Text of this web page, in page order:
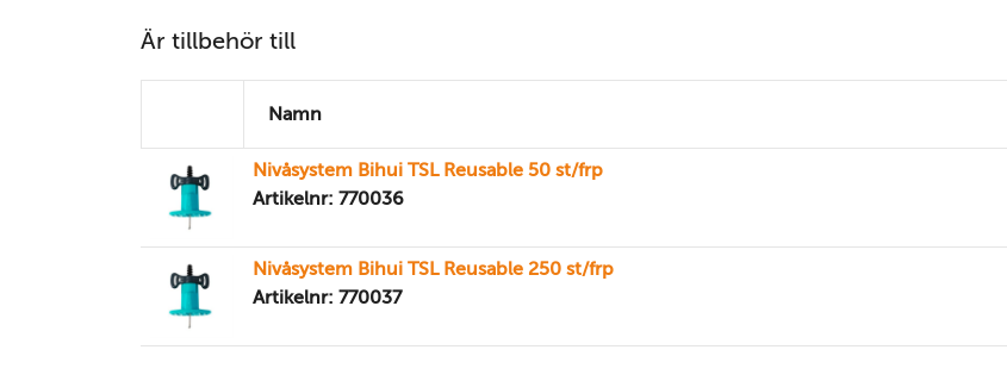
Är tillbehör till
Namn
Nivåsystem Bihui TSL Reusable 50 st/frp
Artikelnr: 770036
Nivåsystem Bihui TSL Reusable 250 st/frp
Artikelnr: 770037